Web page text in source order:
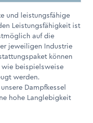
und leistungsfähige
Leistungsfähigkeit ist
auf die
jeweiligen Industrie
können
beispielsweise
werden.
Dampfkessel
hohe Langlebigkeit